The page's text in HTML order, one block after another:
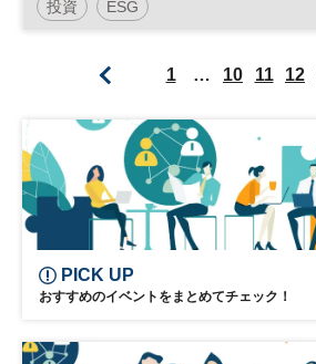
投資 ESG
1 … 10 11 12
PICK UP
おすすめのイベントをまとめてチェック！